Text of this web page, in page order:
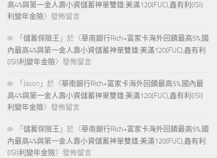
高4%與第一金人壽小資儲蓄神單雙雄:美滿120(FUC),鑫有利(ISI)
利變年金險〉發佈留言
「 儲蓄保險王 」於〈華南銀行Rich+富家卡海外回饋最高5%,國
內最高4%與第一金人壽小資儲蓄神單雙雄:美滿120(FUC),鑫有利
(ISI)利變年金險〉發佈留言
「 Jason 」於〈華南銀行Rich+富家卡海外回饋最高5%,國內最
高4%與第一金人壽小資儲蓄神單雙雄:美滿120(FUC),鑫有利(ISI)
利變年金險〉發佈留言
「 儲蓄保險王 」於〈華南銀行Rich+富家卡海外回饋最高5%,國
內最高4%與第一金人壽小資儲蓄神單雙雄:美滿120(FUC),鑫有利
(ISI)利變年金險〉發佈留言